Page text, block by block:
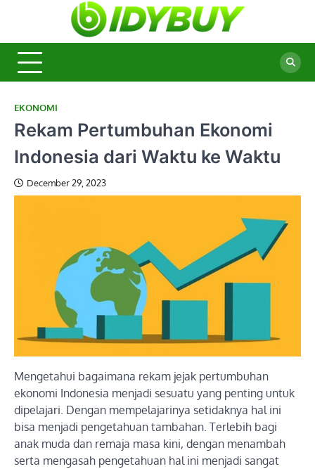
content
Informasi
EKONOMI
Rekam Pertumbuhan Ekonomi
Indonesia dari Waktu ke Waktu
December 29, 2023
Mengetahui bagaimana rekam jejak pertumbuhan
ekonomi Indonesia menjadi sesuatu yang penting untuk
dipelajari. Dengan mempelajarinya setidaknya hal ini
bisa menjadi pengetahuan tambahan. Terlebih bagi
anak muda dan remaja masa kini, dengan menambah
serta mengasah pengetahuan hal ini menjadi sangat